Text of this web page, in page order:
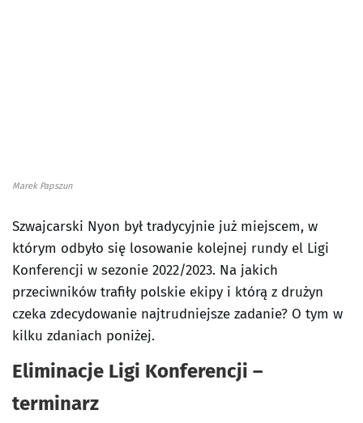
Marek Papszun
Szwajcarski Nyon był tradycyjnie już miejscem, w
którym odbyło się losowanie kolejnej rundy el Ligi
Konferencji w sezonie 2022/2023. Na jakich
przeciwników trafiły polskie ekipy i którą z drużyn
czeka zdecydowanie najtrudniejsze zadanie? O tym w
kilku zdaniach poniżej.
Eliminacje Ligi Konferencji –
terminarz